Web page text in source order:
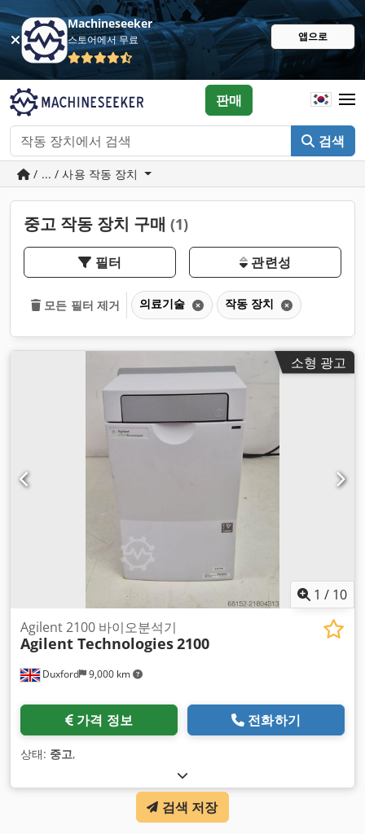
Machineseeker
스토어에서 무료 앱으로
검색
판매
/ ... / 사용 작동 장치
중고 작동 장치 구매 (1)
필터 관련성
모든 필터 제거 의료기술 작동 장치
소형 광고
1 / 10
Duxford 9,000 km
Agilent 2100 바이오분석기
Agilent Technologies2100
가격 정보 전화하기
상태: 중고,
검색 저장